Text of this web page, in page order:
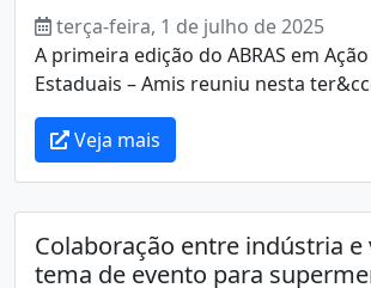
terça-feira, 1 de julho de 2025
A primeira edição do ABRAS em
Estaduais – Amis reuniu nesta
Veja mais
Colaboração entre indústria e
tema de evento para